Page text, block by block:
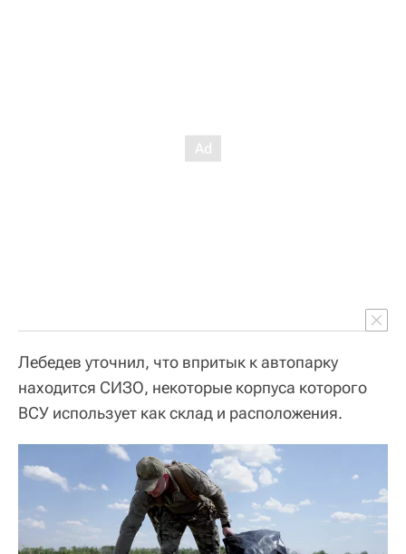
Лебедев уточнил, что впритык к автопарку
находится СИЗО, некоторые корпуса которого
ВСУ использует как склад и расположения.